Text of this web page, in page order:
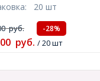
20 шт
руб. -28%
руб. / 20 шт